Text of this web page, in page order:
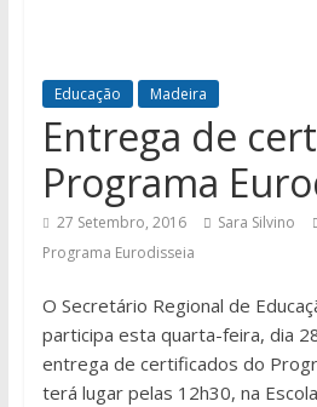
Educação Madeira
Entrega de
Programa
27 Setembro, 2016 Sara Silvino
Programa Eurodisseia
O Secretário Regional de
participa esta quarta-feira, dia
entrega de certificados do
terá lugar pelas 12h30, na